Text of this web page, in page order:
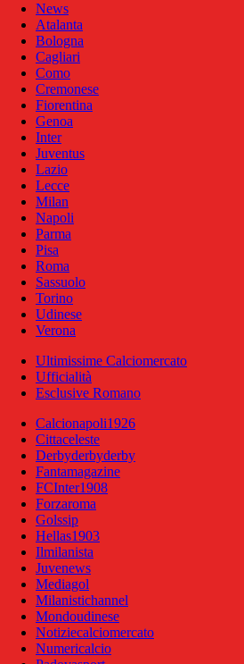
News
Atalanta
Bologna
Cagliari
Como
Cremonese
Fiorentina
Genoa
Inter
Juventus
Lazio
Lecce
Milan
Napoli
Parma
Pisa
Roma
Sassuolo
Torino
Udinese
Verona
Ultimissime Calciomercato
Ufficialità
Esclusive Romano
Calcionapoli1926
Cittaceleste
Derbyderbyderby
Fantamagazine
FCInter1908
Forzaroma
Golssip
Hellas1903
Ilmilanista
Juvenews
Mediagol
Milanistichannel
Mondoudinese
Notiziecalciomercato
Numericalcio